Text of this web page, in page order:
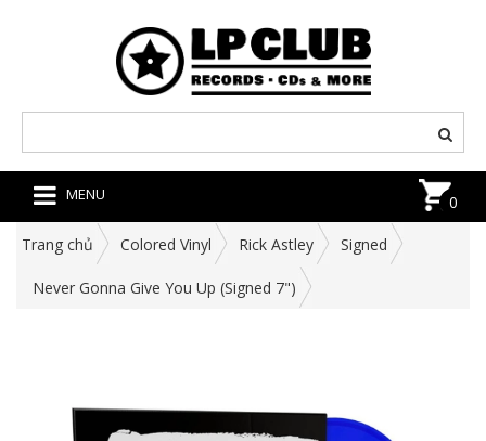
MENU 0
Trang chủ Colored Vinyl Rick Astley Signed
Never Gonna Give You Up (Signed 7")